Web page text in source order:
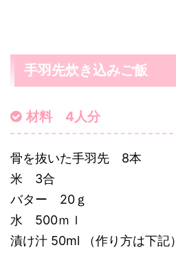
手羽先炊き込みご飯
材料 4人分
骨を抜いた手羽先 8本
米 3合
バター 20ｇ
水 500ｍｌ
漬け汁 50ml （作り方は下記）